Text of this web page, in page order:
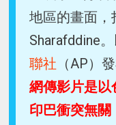
地區的畫面，
Sharafddine
聯社 （AP）
網傳影片是
印巴衝突無